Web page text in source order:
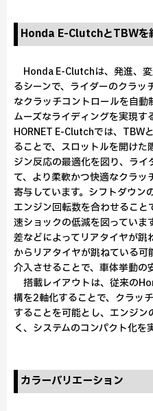
Honda E-ClutchとTBWを
Honda E-Clutchは、発進、
るシーンで、ライダーのクラッ
なクラッチコントロールを自
ムーズなライディングを実現す
HORNET E-Clutchでは、TBW
ることで、スロットルを開け
ジン反応の最適化を図り、ラ
て、より柔軟かつ快適なクラ
寄与しています。シフトダウ
エンジン回転数を合わせるこ
速ショックの低減を図っていま
差などによってリアタイヤが
からリアタイヤが跳ねている
介入させることで、車体挙動の
搭載レイアウトは、従来の
構を2軸化することで、クラッ
することを可能とし、エンジ
く、システムのコンパクト化を
カラーバリエーション